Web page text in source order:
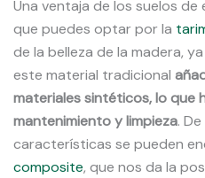
Una ventaja de los suelos
que puedes optar por la
de la belleza de la madera,
este material tradicional
materiales sintéticos, lo que
mantenimiento y limpieza.
características se pueden
composite, que nos da la